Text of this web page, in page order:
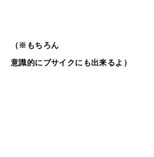
（※もちろん
意識的にブサイクにも出来るよ）